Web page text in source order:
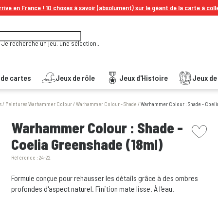
en France ! 10 choses à savoir (absolument) sur le géant de la carte à
Je recherche un jeu, une sélection...
cartes Jeux de rôle Jeux d'Histoire Jeux
/ Peintures Warhammer Colour/Warhammer Colour - Shade /Warhammer Colour : Shade -
Warhammer Colour : Shade -
Coelia Greenshade (18ml)
Référence :24-22
picto
Formule conçue pour rehausser les détails grâce à des ombres
profondes d'aspect naturel. Finition mate lisse. À l'eau.